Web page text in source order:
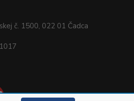
č. 1500, 022 01 Čadca